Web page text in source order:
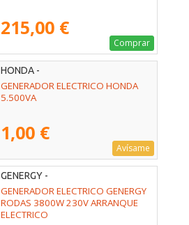
215,00 €
Comprar
HONDA -
GENERADOR ELECTRICO HONDA
5.500VA
1,00 €
Avísame
GENERGY -
GENERADOR ELECTRICO GENERGY
RODAS 3800W 230V ARRANQUE
ELECTRICO